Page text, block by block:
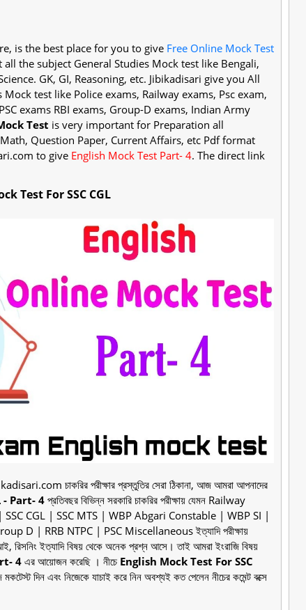
is the best place for you to give Free Online Mock Test
all the subject General Studies Mock test like Bengali,
GK, GI, Reasoning, etc. Jibikadisari give you All
test like Police exams, Railway exams, Psc exam,
exams RBI exams, Group-D exams, Indian Army
Test is very important for Preparation all
Question Paper, Current Affairs, etc Pdf format
to give English Mock Test Part- 4. The direct link
Test For SSC CGL
চাকরির পরীক্ষার প্রস্তুতির সেরা ঠিকানা, আজ আমরা আপনাদের
- Part- 4 প্রতিবছর বিভিন্ন সরকারি চাকরির পরীক্ষায় যেমন Railway
CGL | SSC MTS | WBP Abgari Constable | WBP SI |
D | RRB NTPC | PSC Miscellaneous ইত্যাদি পরীক্ষায়
রিসনিং ইত্যাদি বিষয় থেকে অনেক প্রশ্ন আসে। তাই আমরা ইংরাজি বিষয়
4 এর আয়োজন করেছি । নীচে English Mock Test For SSC
দিন এবং নিজেকে যাচাই করে নিন অবশ্যই কত পেলেন নীচের কমেন্ট বক্সে